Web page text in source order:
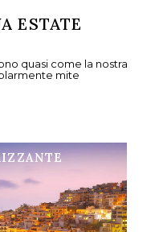
ESTATE
quasi come la nostra
mite